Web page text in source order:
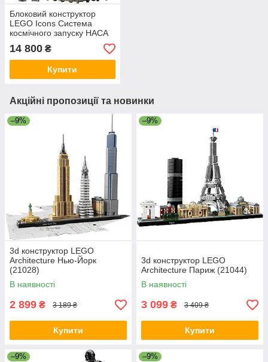
Блоковий конструктор
LEGO Icons Система
космічного запуску НАСА
Артеміда (10341)
14 800 ₴
Купити
Акційні пропозиції та новинки
–9%
3d конструктор LEGO
Architecture Нью-Йорк
(21028)
В наявності
2 899 ₴ 3 189 ₴
Купити
–9%
3d конструктор LEGO
Architecture Париж (21044)
В наявності
3 099 ₴ 3 409 ₴
Купити
–9% –9%